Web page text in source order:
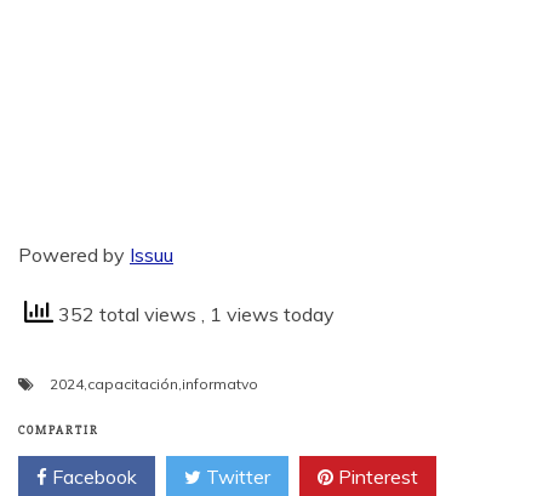
Powered by Issuu
352 total views , 1 views today
2024,capacitación,informatvo
COMPARTIR
Facebook Twitter Pinterest